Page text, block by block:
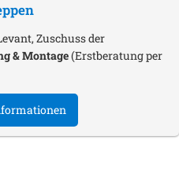
Zuschuss der
& Montage(Erstberatung per